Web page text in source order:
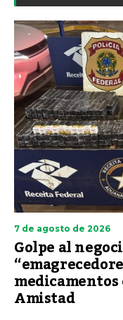
7 de agosto de 2026
Golpe al
Amistad